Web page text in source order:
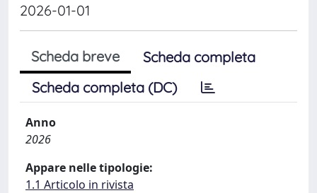
2026-01-01
Scheda breve
Scheda completa
Scheda completa (DC)
Anno
2026
Appare nelle tipologie:
1.1 Articolo in rivista